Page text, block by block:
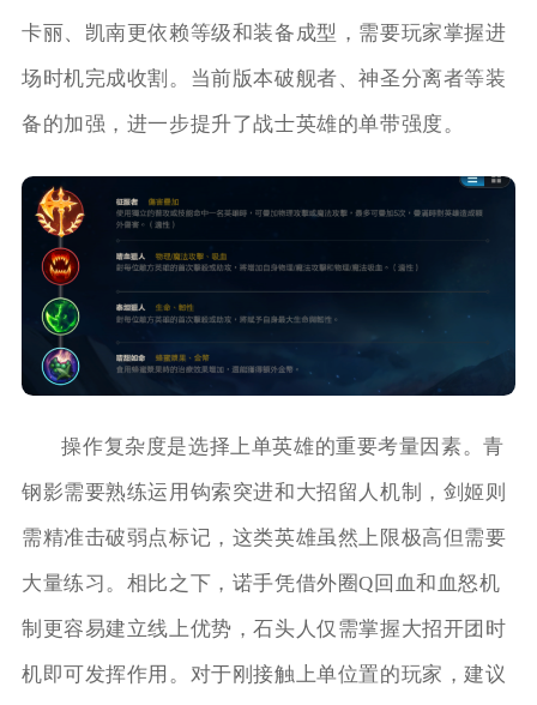
卡丽、凯南更依赖等级和装备成型，需要玩家掌握进
场时机完成收割。当前版本破舰者、神圣分离者等装
备的加强，进一步提升了战士英雄的单带强度。
操作复杂度是选择上单英雄的重要考量因素。青
钢影需要熟练运用钩索突进和大招留人机制，剑姬则
需精准击破弱点标记，这类英雄虽然上限极高但需要
大量练习。相比之下，诺手凭借外圈Q回血和血怒机
制更容易建立线上优势，石头人仅需掌握大招开团时
机即可发挥作用。对于刚接触上单位置的玩家，建议